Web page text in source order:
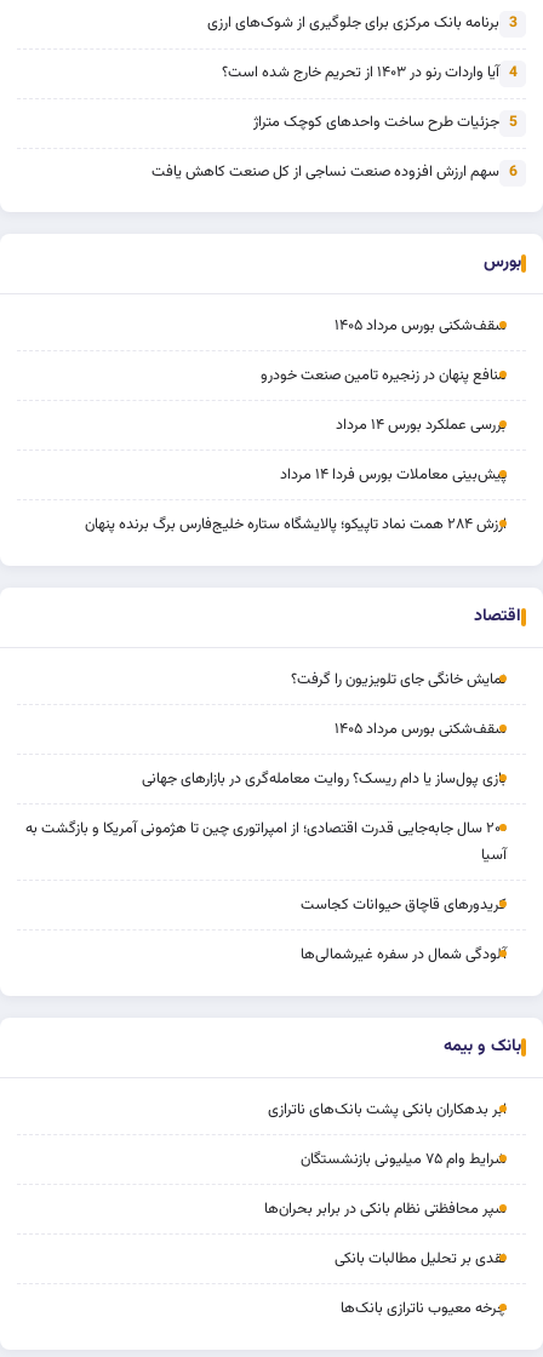
3 برنامه بانک مرکزی برای جلوگیری از شوک‌های ارزی
4 آیا واردات رنو در ۱۴۰۳ از تحریم خارج شده است؟
5 جزئیات طرح ساخت واحدهای کوچک متراژ
6 سهم ارزش افزوده صنعت نساجی از کل صنعت کاهش یافت
بورس
سقف‌شکنی بورس مرداد ۱۴۰۵
منافع پنهان در زنجیره تامین صنعت خودرو
بررسی عملکرد بورس ۱۴ مرداد
پیش‌بینی معاملات بورس فردا ۱۴ مرداد
ارزش ۲۸۴ همت نماد تاپیکو؛ پالایشگاه ستاره خلیج‌فارس برگ برنده پنهان
اقتصاد
نمایش خانگی جای تلویزیون را گرفت؟
سقف‌شکنی بورس مرداد ۱۴۰۵
بازی پول‌ساز یا دام ریسک؟ روایت معامله‌گری در بازارهای جهانی
۲۰۰ سال جابه‌جایی قدرت اقتصادی؛ از امپراتوری چین تا هژمونی آمریکا و بازگشت به
آسیا
کریدورهای قاچاق حیوانات کجاست
آلودگی شمال در سفره غیرشمالی‌ها
بانک و بیمه
ابر بدهکاران بانکی پشت بانک‌های ناترازی
شرایط وام ۷۵ میلیونی بازنشستگان
سپر محافظتی نظام بانکی در برابر بحران‌ها
نقدی بر تحلیل مطالبات بانکی
چرخه‌ معیوب ناترازی بانک‌ها